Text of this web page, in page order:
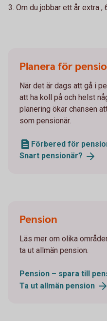
Om du jobbar ett år extra ,
Planera för
När det är dags att gå i
att ha koll på och helst
planering ökar chansen
som pensionär.
Förbered för
Snart pensionär?
Pension
Läs mer om olika
ta ut allmän pension.
Pension – spara till
Ta ut allmän pension